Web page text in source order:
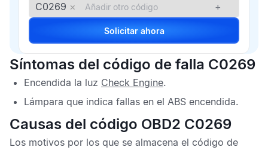
C0269 × +
Solicitar ahora
Síntomas del código de falla C0269
Encendida la luz Check Engine.
Lámpara que indica fallas en el ABS encendida.
Causas del código OBD2 C0269
Los motivos por los que se almacena el código de